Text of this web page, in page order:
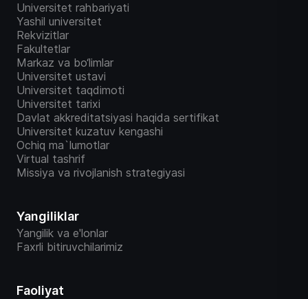
Universitet rahbariyati
Yashil universitet
Rekvizitlar
Fakultetlar
Markaz va bo‘limlar
Universitet ustavi
Universitet taqdimoti
Universitet tarixi
Davlat akkreditatsiyasi haqida sertifikat
Universitet kuzatuv kengashi
Ochiq ma`lumotlar
Virtual tashrif
Missiya va rivojlanish strategiyasi
Yangiliklar
Yangilik va e'lonlar
Faxrli bitiruvchilarimiz
Faoliyat